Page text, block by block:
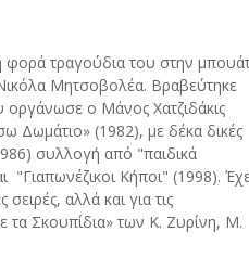
τραγούδια του στην
Μητσοβολέα. Βραβεύτηκε
ο Μάνος Χατζιδάκις
Δωμάτιο» (1982), με δέκα δικές
συλλογή από "παιδικά
"Γιαπωνέζικοι Kήποι" (1998).
αλλά και για τις
τα Σκουπίδια» των K. Ζυρίνη, M.